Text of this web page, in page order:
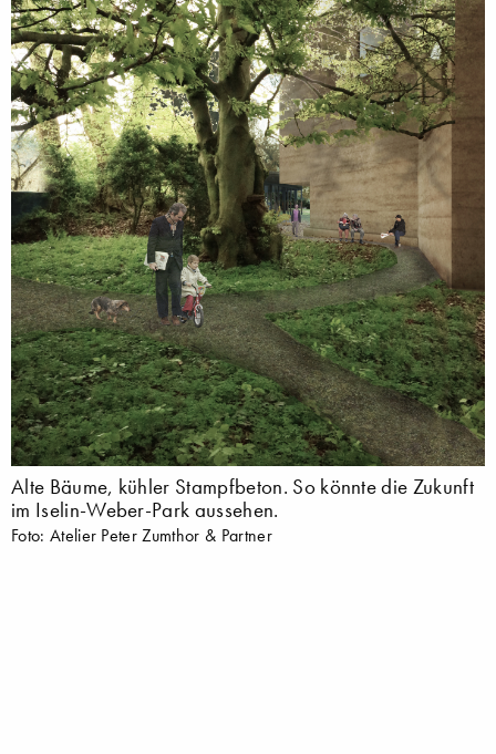
Alte Bäume, kühler Stampfbeton. So könnte die Zukunft
im Iselin-Weber-Park aussehen.
Foto: Atelier Peter Zumthor & Partner